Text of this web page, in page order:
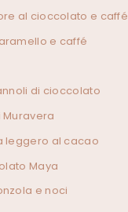
al cioccolato e caffé
e caffé
di cioccolato
Muravera
leggero al cacao
Maya
e noci